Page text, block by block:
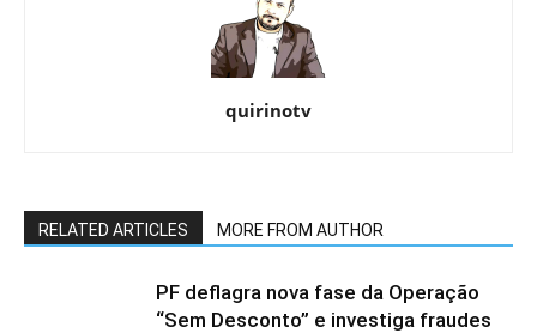
quirinotv
RELATED ARTICLES MORE FROM AUTHOR
PF deflagra nova fase da Operação
“Sem Desconto” e investiga fraudes